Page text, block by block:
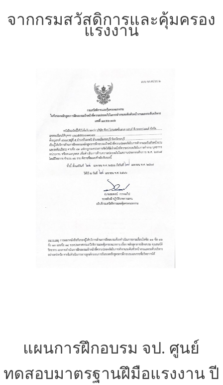
จากกรมสวัสดิการและคุ้มครอง
แรงงาน
แผนการฝึกอบรม จป. ศูนย์
ทดสอบมาตรฐานฝึมือแรงงาน ปี